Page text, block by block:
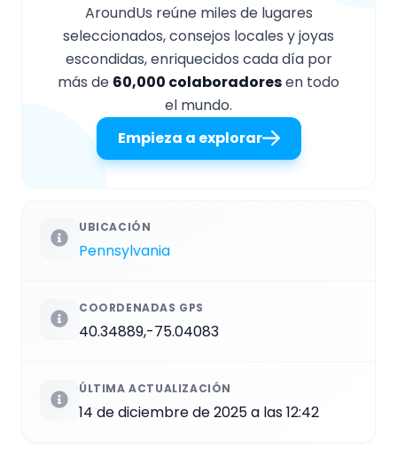
AroundUs reúne miles de lugares
seleccionados, consejos locales y joyas
escondidas, enriquecidos cada día por
más de 60,000 colaboradoresen todo
el mundo.
Empieza a explorar
UBICACIÓN
Pennsylvania
COORDENADAS GPS
40.34889,-75.04083
ÚLTIMA ACTUALIZACIÓN
14 de diciembre de 2025 a las 12:42